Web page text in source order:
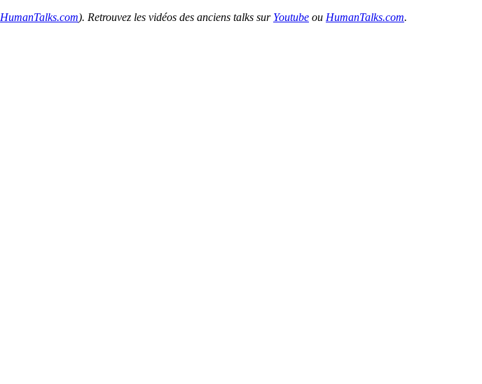
HumanTalks.com). Retrouvez les vidéos des anciens talks sur Youtube ou HumanTalks.com.